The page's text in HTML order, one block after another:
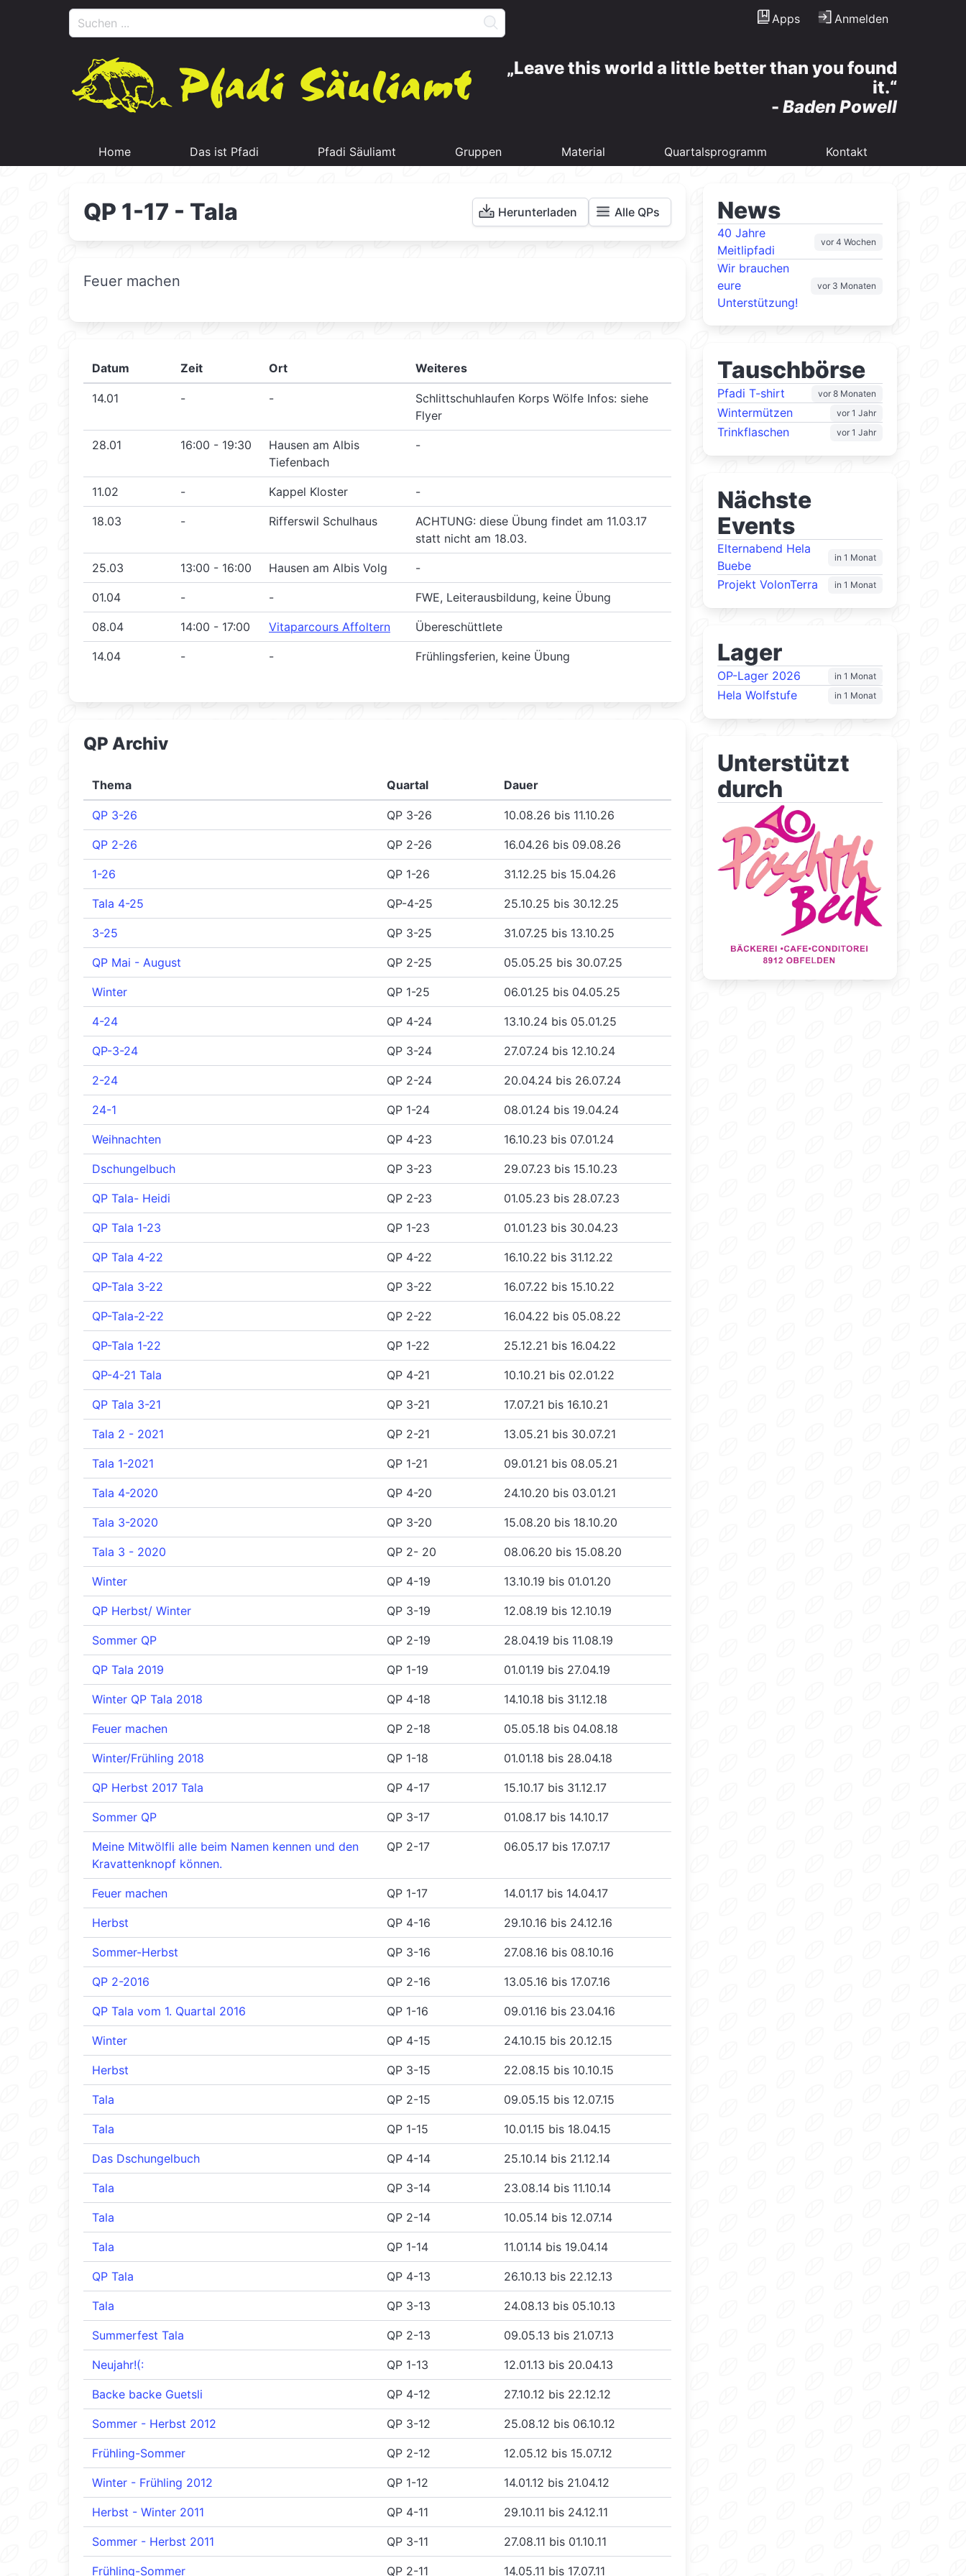
Apps Anmelden
Leave this world a little better than you found
it.
- Baden Powell
Home Das ist Pfadi Pfadi Säuliamt Gruppen Material Quartalsprogramm Kontakt
QP 1-17 - Tala Herunterladen Alle QPs
Feuer machen
Datum Zeit Ort Weiteres
14.01 - -
Schlittschuhlaufen Korps Wölfe Infos: siehe
Flyer
28.01 16:00 - 19:30
Hausen am Albis
Tiefenbach
-
11.02 - Kappel Kloster -
18.03 - Rifferswil Schulhaus
ACHTUNG: diese Übung findet am 11.03.17
statt nicht am 18.03.
25.03 13:00 - 16:00 Hausen am Albis Volg -
01.04 - - FWE, Leiterausbildung, keine Übung
08.04 14:00 - 17:00 Vitaparcours Affoltern Übereschüttlete
14.04 - - Frühlingsferien, keine Übung
QP Archiv
Thema Quartal Dauer
QP 3-26 QP 3-26 10.08.26 bis 11.10.26
QP 2-26 QP 2-26 16.04.26 bis 09.08.26
1-26 QP 1-26 31.12.25 bis 15.04.26
Tala 4-25 QP-4-25 25.10.25 bis 30.12.25
3-25 QP 3-25 31.07.25 bis 13.10.25
QP Mai - August QP 2-25 05.05.25 bis 30.07.25
Winter QP 1-25 06.01.25 bis 04.05.25
4-24 QP 4-24 13.10.24 bis 05.01.25
QP-3-24 QP 3-24 27.07.24 bis 12.10.24
2-24 QP 2-24 20.04.24 bis 26.07.24
24-1 QP 1-24 08.01.24 bis 19.04.24
Weihnachten QP 4-23 16.10.23 bis 07.01.24
Dschungelbuch QP 3-23 29.07.23 bis 15.10.23
QP Tala- Heidi QP 2-23 01.05.23 bis 28.07.23
QP Tala 1-23 QP 1-23 01.01.23 bis 30.04.23
QP Tala 4-22 QP 4-22 16.10.22 bis 31.12.22
QP-Tala 3-22 QP 3-22 16.07.22 bis 15.10.22
QP-Tala-2-22 QP 2-22 16.04.22 bis 05.08.22
QP-Tala 1-22 QP 1-22 25.12.21 bis 16.04.22
QP-4-21 Tala QP 4-21 10.10.21 bis 02.01.22
QP Tala 3-21 QP 3-21 17.07.21 bis 16.10.21
Tala 2 - 2021 QP 2-21 13.05.21 bis 30.07.21
Tala 1-2021 QP 1-21 09.01.21 bis 08.05.21
Tala 4-2020 QP 4-20 24.10.20 bis 03.01.21
Tala 3-2020 QP 3-20 15.08.20 bis 18.10.20
Tala 3 - 2020 QP 2- 20 08.06.20 bis 15.08.20
Winter QP 4-19 13.10.19 bis 01.01.20
QP Herbst/ Winter QP 3-19 12.08.19 bis 12.10.19
Sommer QP QP 2-19 28.04.19 bis 11.08.19
QP Tala 2019 QP 1-19 01.01.19 bis 27.04.19
Winter QP Tala 2018 QP 4-18 14.10.18 bis 31.12.18
Feuer machen QP 2-18 05.05.18 bis 04.08.18
Winter/Frühling 2018 QP 1-18 01.01.18 bis 28.04.18
QP Herbst 2017 Tala QP 4-17 15.10.17 bis 31.12.17
Sommer QP QP 3-17 01.08.17 bis 14.10.17
Meine Mitwölfli alle beim Namen kennen und den
Kravattenknopf können.
QP 2-17 06.05.17 bis 17.07.17
Feuer machen QP 1-17 14.01.17 bis 14.04.17
Herbst QP 4-16 29.10.16 bis 24.12.16
Sommer-Herbst QP 3-16 27.08.16 bis 08.10.16
QP 2-2016 QP 2-16 13.05.16 bis 17.07.16
QP Tala vom 1. Quartal 2016 QP 1-16 09.01.16 bis 23.04.16
Winter QP 4-15 24.10.15 bis 20.12.15
Herbst QP 3-15 22.08.15 bis 10.10.15
Tala QP 2-15 09.05.15 bis 12.07.15
Tala QP 1-15 10.01.15 bis 18.04.15
Das Dschungelbuch QP 4-14 25.10.14 bis 21.12.14
Tala QP 3-14 23.08.14 bis 11.10.14
Tala QP 2-14 10.05.14 bis 12.07.14
Tala QP 1-14 11.01.14 bis 19.04.14
QP Tala QP 4-13 26.10.13 bis 22.12.13
Tala QP 3-13 24.08.13 bis 05.10.13
Summerfest Tala QP 2-13 09.05.13 bis 21.07.13
Neujahr!(: QP 1-13 12.01.13 bis 20.04.13
Backe backe Guetsli QP 4-12 27.10.12 bis 22.12.12
Sommer - Herbst 2012 QP 3-12 25.08.12 bis 06.10.12
Frühling-Sommer QP 2-12 12.05.12 bis 15.07.12
Winter - Frühling 2012 QP 1-12 14.01.12 bis 21.04.12
Herbst - Winter 2011 QP 4-11 29.10.11 bis 24.12.11
Sommer - Herbst 2011 QP 3-11 27.08.11 bis 01.10.11
Frühling-Sommer QP 2-11 14.05.11 bis 17.07.11
News
40 Jahre
Meitlipfadi
vor 4 Wochen
Wir brauchen
eure
Unterstützung!
vor 3 Monaten
Tauschbörse
Pfadi T-shirt vor 8 Monaten
Wintermützen vor 1 Jahr
Trinkflaschen vor 1 Jahr
Nächste
Events
Elternabend Hela
Buebe
in 1 Monat
Projekt VolonTerra in 1 Monat
Lager
OP-Lager 2026 in 1 Monat
Hela Wolfstufe in 1 Monat
Unterstützt
durch